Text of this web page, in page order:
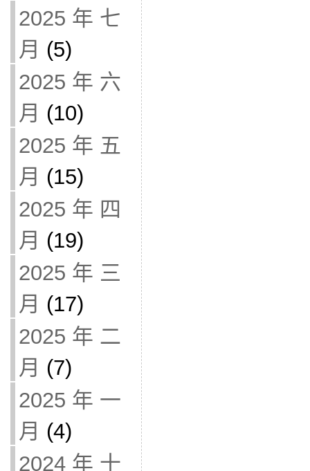
2025 年 七
月 (5)
2025 年 六
月 (10)
2025 年 五
月 (15)
2025 年 四
月 (19)
2025 年 三
月 (17)
2025 年 二
月 (7)
2025 年 一
月 (4)
2024 年 十